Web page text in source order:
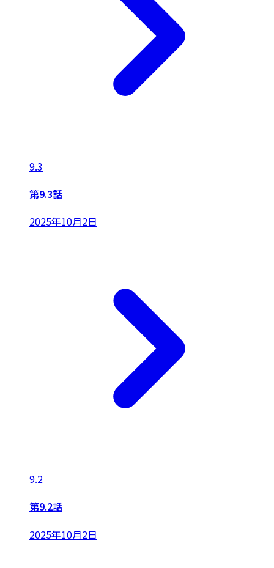
9.3
第9.3話
2025年10月2日
9.2
第9.2話
2025年10月2日